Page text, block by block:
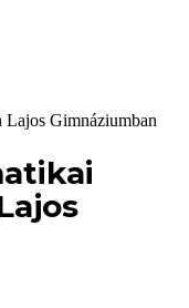
Gimnáziumban